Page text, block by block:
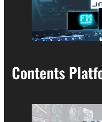
Contents